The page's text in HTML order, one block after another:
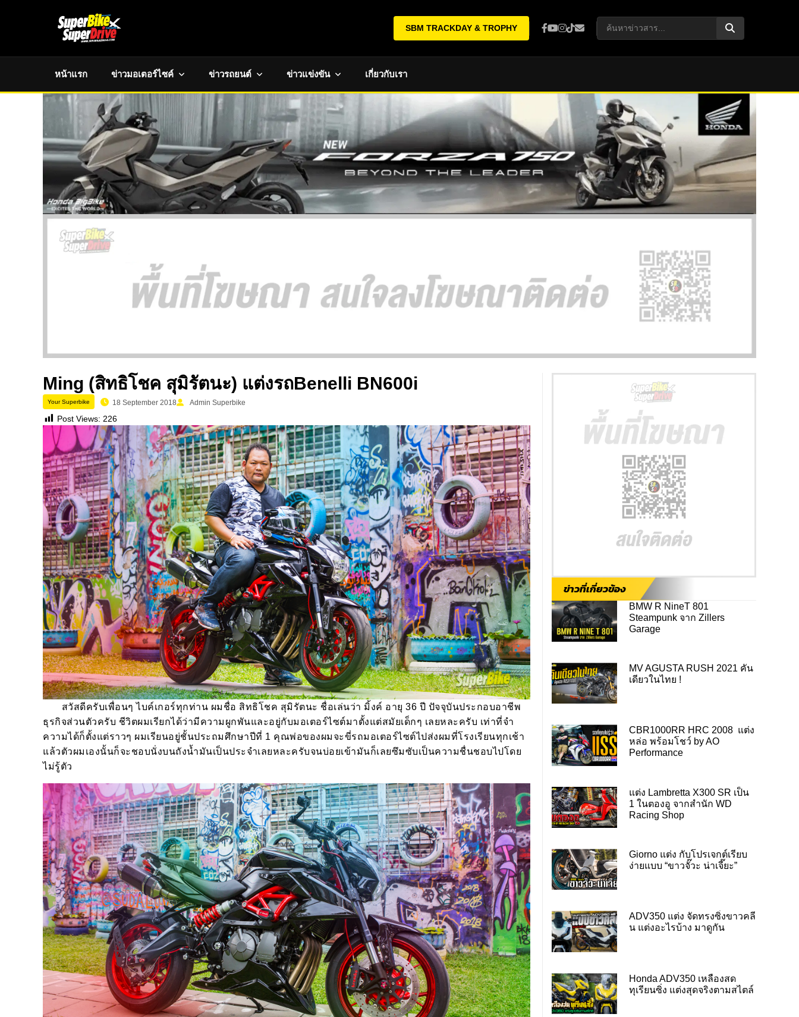
SBM TRACKDAY & TROPHY
หน้าแรก ข่าวมอเตอร์ไซค์ ข่าวรถยนต์ ข่าวแข่งขัน เกี่ยวกับเรา
Ming (สิทธิโชค สุมิรัตนะ) แต่งรถBenelli BN600i
Your Superbike 18 September 2018 Admin Superbike
Post Views: 226
สวัสดีครับเพื่อนๆ ไบค์เกอร์ทุกท่าน ผมชื่อ สิทธิโชค สุมิรัตนะ ชื่อเล่นว่า มิ้งค์ อายุ 36 ปี ปัจจุบันประกอบอาชีพ
ธุรกิจส่วนตัวครับ ชีวิตผมเรียกได้ว่ามีความผูกพันและอยู่กับมอเตอร์ไซต์มาตั้งแต่สมัยเด็กๆ เลยหละครับ เท่าที่จำ
ความได้ก็ตั้งแต่ราวๆ ผมเรียนอยู่ชั้นประถมศึกษาปีที่ 1 คุณพ่อของผมจะขี่รถมอเตอร์ไซต์ไปส่งผมที่โรงเรียนทุกเช้า
แล้วตัวผมเองนั้นก็จะชอบนั่งบนถังน้ำมันเป็นประจำเลยหละครับจนบ่อยเข้ามันก็เลยซึมซับเป็นความชื่นชอบไปโดย
ไม่รู้ตัว
ข่าวที่เกี่ยวข้อง
BMW R NineT 801
Steampunk จาก Zillers
Garage
MV AGUSTA RUSH 2021 คัน
เดียวในไทย !
CBR1000RR HRC 2008 แต่ง
หล่อ พร้อมโชว์ by AO
Performance
แต่ง Lambretta X300 SR เป็น
1 ในตองอู จากสำนัก WD
Racing Shop
Giorno แต่ง กับโปรเจกต์เรียบ
ง่ายแบบ “ขาวจั๊วะ น่าเจี๊ยะ”
ADV350 แต่ง จัดทรงซิ่งขาวคลี
น แต่งอะไรบ้าง มาดูกัน
Honda ADV350 เหลืองสด
ทุเรียนซิ่ง แต่งสุดจริงตามสไตล์